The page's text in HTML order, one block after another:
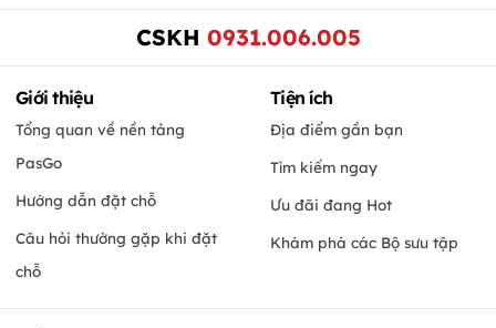
CSKH 0931.006.005
Giới thiệu
Tổng quan về nền tảng
PasGo
Hướng dẫn đặt chỗ
Câu hỏi thường gặp khi đặt
chỗ
Tiện ích
Địa điểm gần bạn
Tìm kiếm ngay
Ưu đãi đang Hot
Khám phá các Bộ sưu tập